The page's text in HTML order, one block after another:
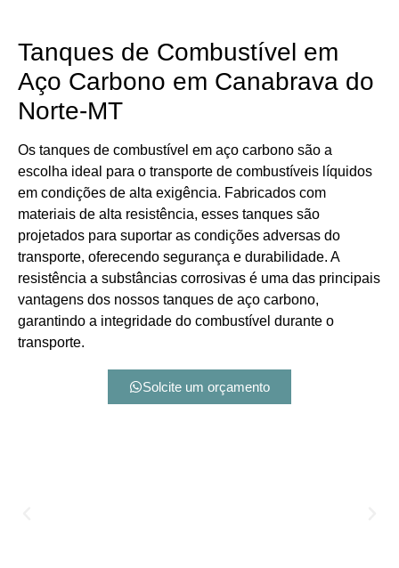
Tanques de Combustível em
Aço Carbono em Canabrava do
Norte-MT
Os tanques de combustível em aço carbono são a
escolha ideal para o transporte de combustíveis líquidos
em condições de alta exigência. Fabricados com
materiais de alta resistência, esses tanques são
projetados para suportar as condições adversas do
transporte, oferecendo segurança e durabilidade. A
resistência a substâncias corrosivas é uma das principais
vantagens dos nossos tanques de aço carbono,
garantindo a integridade do combustível durante o
transporte.
Solcite um orçamento